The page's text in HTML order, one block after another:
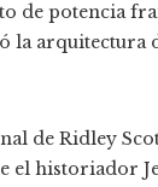
de potencia
la arquitectura
de Ridley
el historiador